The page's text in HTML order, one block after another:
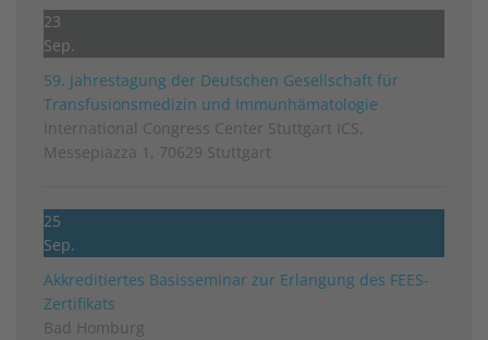
23
Sep.
59. Jahrestagung der Deutschen Gesellschaft für
Transfusionsmedizin und Immunhämatologie
International Congress Center Stuttgart ICS,
Messepiazza 1, 70629 Stuttgart
25
Sep.
Akkreditiertes Basisseminar zur Erlangung des FEES-
Zertifikats
Bad Homburg